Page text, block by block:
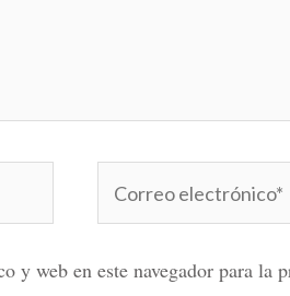
electrónico*
y web en este navegador para la